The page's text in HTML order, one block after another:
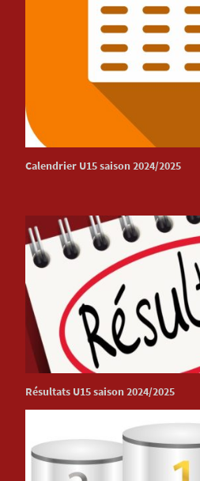
Calendrier U15 saison 2024/2025
Résultats U15 saison 2024/2025